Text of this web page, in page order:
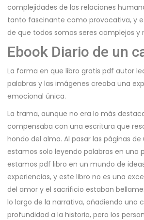
complejidades de las relaciones
tanto fascinante como provocativa, y
de que todos somos seres complejos
Ebook Diario de un
La forma en que libro gratis pdf autor
palabras y las imágenes creaba una
emocional única.
La trama, aunque no era lo más
compensaba con una escritura que
hondo del alma. Al pasar las páginas de
estamos solo leyendo palabras en una
estamos pdf libro en un mundo de
experiencias, y este libro no es una
del amor y el sacrificio estaban
lo largo de la narrativa, añadiendo una
profundidad a la historia, pero los